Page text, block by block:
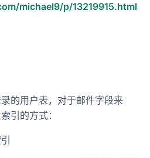
michael9/p/13219915.html
的用户表，对于邮件字段来
引的方式：